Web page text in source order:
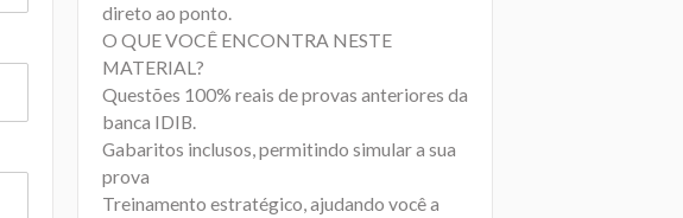
direto ao ponto.
O QUE VOCÊ ENCONTRA NESTE
MATERIAL?
Questões 100% reais de provas anteriores da
banca IDIB.
Gabaritos inclusos, permitindo simular a sua
prova
Treinamento estratégico, ajudando você a